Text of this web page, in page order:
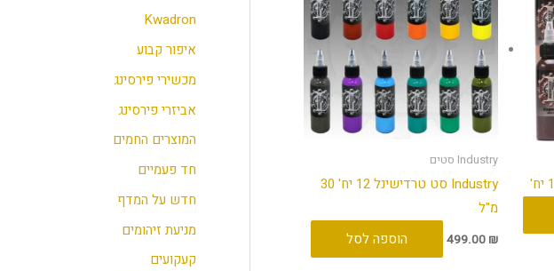
Industry סטים
Industry סט טרדישינל 12 יח' 30
מ"ל
499.00 ₪ הוספה לסל
מ
ל
י
מ
ל
י
Kwadron
איפור קבוע
מכשירי פירסינג
אביזרי פירסינג
המוצרים החמים
חד פעמיים
חדש על המדף
מניעת זיהומים
קעקועים